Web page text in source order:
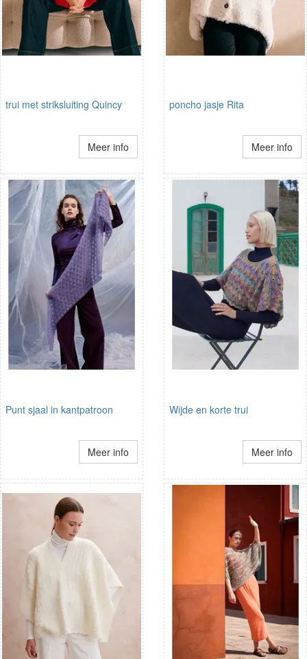
trui met striksluiting Quincy
Meer info
poncho jasje Rita
Meer info
Punt sjaal in kantpatroon
Meer info
Wijde en korte trui
Meer info